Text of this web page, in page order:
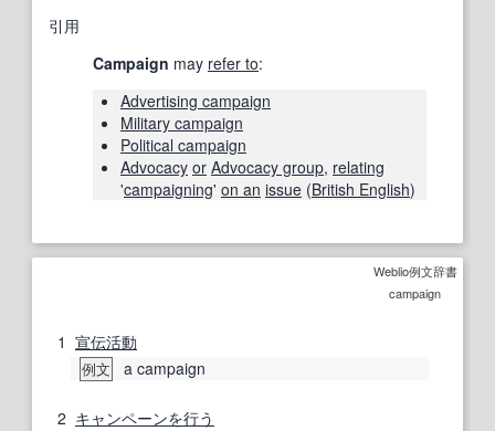
引用
Campaign may refer to:
Advertising campaign
Military campaign
Political campaign
Advocacy or Advocacy group, relating
'campaigning' on an issue (British English)
Weblio例文辞書
campaign
1 宣伝活動
例文 a campaign
2 キャンペーンを行う